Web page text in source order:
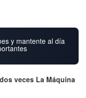
y mantente al día
veces La Máquina